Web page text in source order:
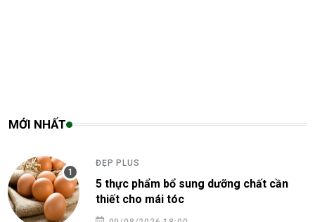
MỚI NHẤT
ĐẸP PLUS
5 thực phẩm bổ sung dưỡng chất cần
thiết cho mái tóc